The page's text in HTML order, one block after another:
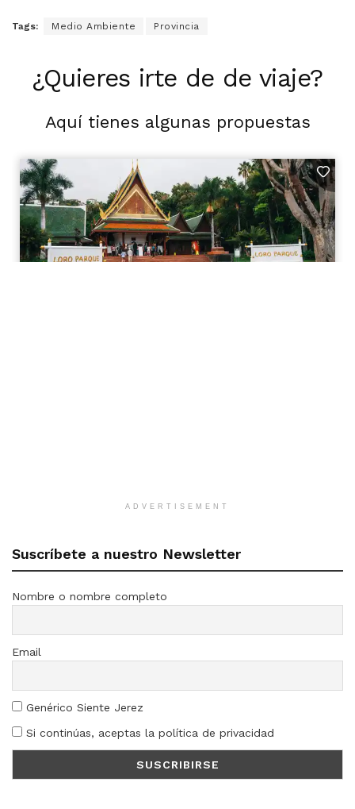
Tags: Medio Ambiente Provincia
¿Quieres irte de de viaje?
Aquí tienes algunas propuestas
ADVERTISEMENT
Suscríbete a nuestro Newsletter
Nombre o nombre completo
Email
Genérico Siente Jerez
Si continúas, aceptas la política de privacidad